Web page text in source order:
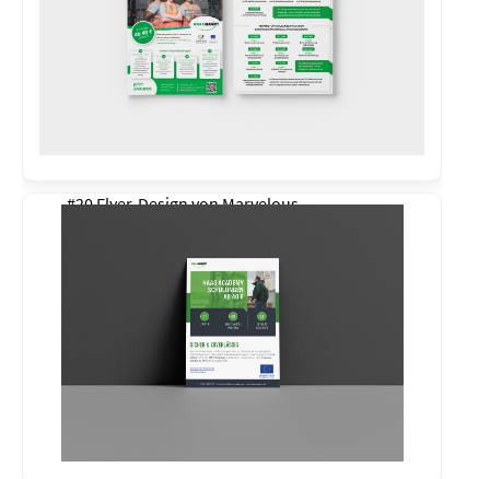
#20 Flyer-Design vonMarvelous